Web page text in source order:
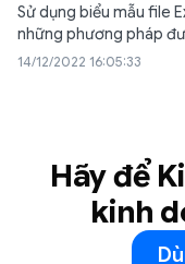
Sử dụng biểu mẫu file
những phương pháp
diện xuất nhập tồn kho.
14/12/2022 16:05:33
Hãy để
kinh